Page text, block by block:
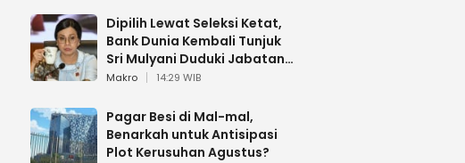
Dipilih Lewat Seleksi Ketat,
Bank Dunia Kembali Tunjuk
Sri Mulyani Duduki Jabatan
Strategis
Makro 14:29 WIB
Pagar Besi di Mal-mal,
Benarkah untuk Antisipasi
Plot Kerusuhan Agustus?